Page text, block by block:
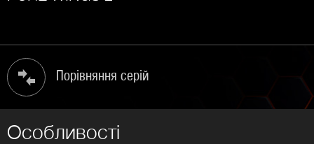
Порівняння серій
Особливості